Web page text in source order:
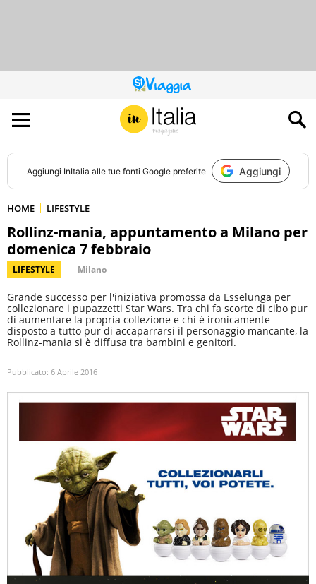
QUESTO
SITO
CONTRIBUISCE
ALL’AUDIENCE
DI
Aggiungi InItalia alle tue fonti Google preferite Aggiungi
HOME LIFESTYLE
Rollinz-mania, appuntamento a Milano per
domenica 7 febbraio
LIFESTYLE Milano
Grande successo per l'iniziativa promossa da Esselunga per
collezionare i pupazzetti Star Wars. Tra chi fa scorte di cibo pur
di aumentare la propria collezione e chi è ironicamente
disposto a tutto pur di accaparrarsi il personaggio mancante, la
Rollinz-mania si è diffusa tra bambini e genitori.
Pubblicato: 6 Aprile 2016